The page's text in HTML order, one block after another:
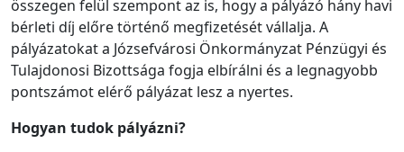
összegen felül szempont az is, hogy a pályázó hány havi
bérleti díj előre történő megfizetését vállalja. A
pályázatokat a Józsefvárosi Önkormányzat Pénzügyi és
Tulajdonosi Bizottsága fogja elbírálni és a legnagyobb
pontszámot elérő pályázat lesz a nyertes.
Hogyan tudok pályázni?